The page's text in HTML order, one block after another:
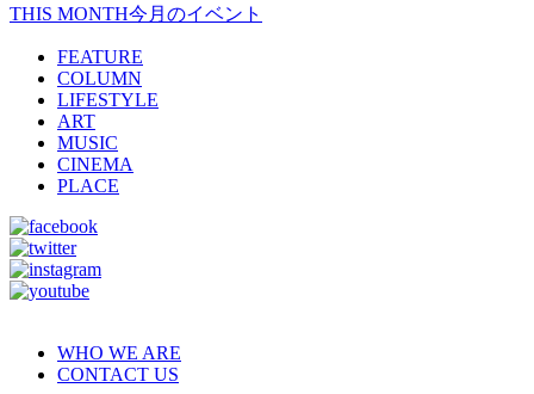
THIS MONTH今月のイベント
FEATURE
COLUMN
LIFESTYLE
ART
MUSIC
CINEMA
PLACE
WHO WE ARE
CONTACT US